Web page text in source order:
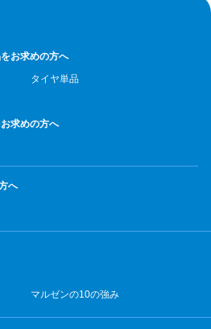
お求めの方へ
タイヤ単品
求めの方へ
へ
マルゼンの10の強み